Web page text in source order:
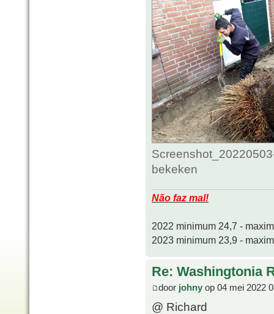
bekeken
Não faz mal!
2022 minimum 24,7 -
2023 minimum 23,9 -
Re: Washingtonia
door johny op 04 mei 2022
@ Richard